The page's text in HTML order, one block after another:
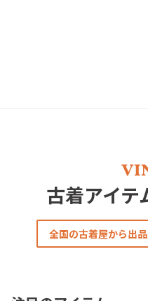
古着アイテ
全国の古着屋から出